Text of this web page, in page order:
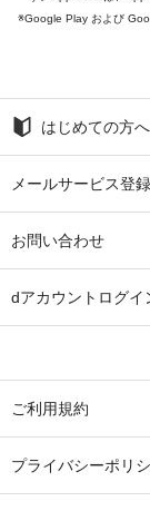
Google Play および
はじめての方へ
メールサービス登
お問い合わせ
dアカウントログイ
ご利用規約
プライバシーポリ